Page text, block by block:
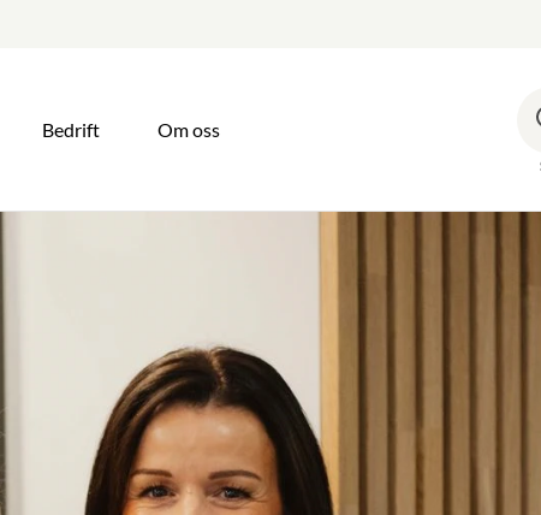
Bedrift Om oss